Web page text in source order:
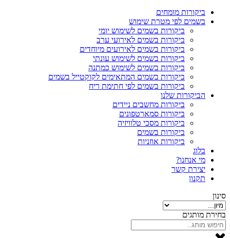
ביקורות מומחים
בשמים לפי מטרת שימוש
ביקורות בשמים לשימוש יומי
ביקורות בשמים לאירועי ערב
ביקורות בשמים לאירועים מיוחדים
ביקורות בשמים לשימוש עונתי
ביקורות בשמים לשימוש כמתנה
ביקורות בשמים המתאימים לקוקטייל בשמים
ביקורות בשמים לפי חתימת ריח
הביקורות שלנו
ביקורות מחשבים ניידים
ביקורות סמארטפונים
ביקורות מסכי טלוויזיה
ביקורות בשמים
ביקורות אוזניות
בלוג
מי אנחנו?
יצירת קשר
תקנון
סינון
בחירת מותגים